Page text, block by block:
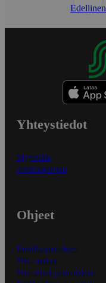
Edellinen
Yhteystiedot
Myymälät
Asiakaspalvelu
Ohjeet
Ensitilaajan ohjeet
Näin maksat
Näin tilaat ja muokkaat